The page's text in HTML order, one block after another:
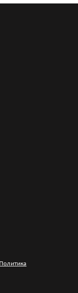
Политика